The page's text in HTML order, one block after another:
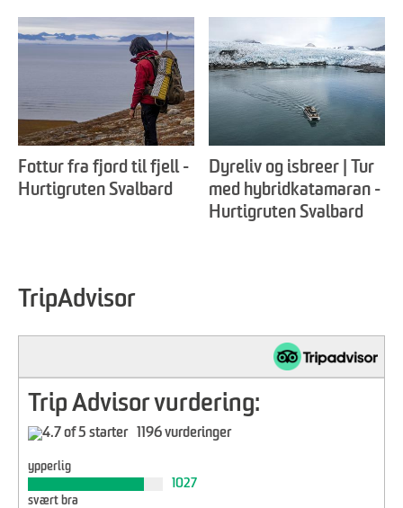
Fottur fra fjord til fjell -
Hurtigruten Svalbard
Dyreliv og isbreer | Tur
med hybridkatamaran -
Hurtigruten Svalbard
TripAdvisor
Trip Advisor vurdering:
1196 vurderinger
ypperlig
1027
svært bra